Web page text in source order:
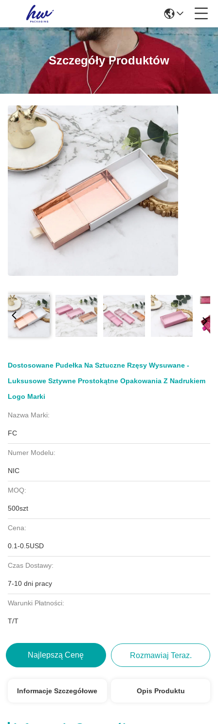
Szczegóły Produktów
Dostosowane Pudełka Na Sztuczne Rzęsy Wysuwane -
Luksusowe Sztywne Prostokątne Opakowania Z Nadrukiem
Logo Marki
Nazwa Marki:
FC
Numer Modelu:
NIC
MOQ:
500szt
Cena:
0.1-0.5USD
Czas Dostawy:
7-10 dni pracy
Warunki Płatności:
T/T
Najlepszą Cenę Rozmawiaj Teraz.
Informacje Szczegółowe Opis Produktu